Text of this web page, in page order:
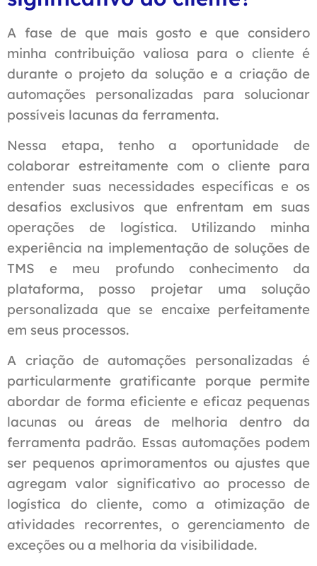
A fase de que mais gosto e que considero
minha contribuição valiosa para o cliente é
durante o projeto da solução e a criação de
automações personalizadas para solucionar
possíveis lacunas da ferramenta.
Nessa etapa, tenho a oportunidade de
colaborar estreitamente com o cliente para
entender suas necessidades específicas e os
desafios exclusivos que enfrentam em suas
operações de logística. Utilizando minha
experiência na implementação de soluções de
TMS e meu profundo conhecimento da
plataforma, posso projetar uma solução
personalizada que se encaixe perfeitamente
em seus processos.
A criação de automações personalizadas é
particularmente gratificante porque permite
abordar de forma eficiente e eficaz pequenas
lacunas ou áreas de melhoria dentro da
ferramenta padrão. Essas automações podem
ser pequenos aprimoramentos ou ajustes que
agregam valor significativo ao processo de
logística do cliente, como a otimização de
atividades recorrentes, o gerenciamento de
exceções ou a melhoria da visibilidade.